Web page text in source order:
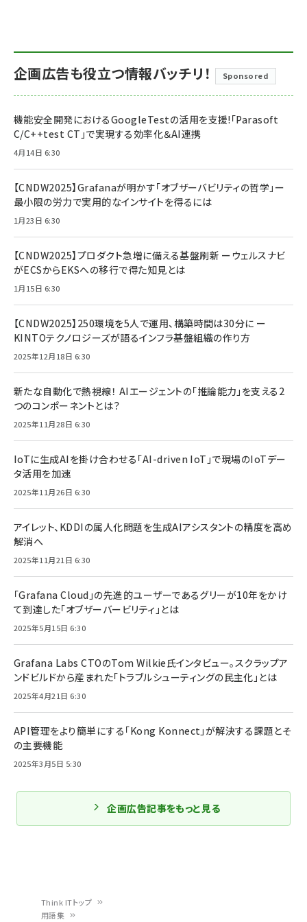
Think ITトップ
用語集
企画広告も役立つ情報バッチリ！ Sponsored
機能安全開発におけるGoogleTestの活用を支援!「Parasoft
C/C++test CT」で実現する効率化＆AI連携
4月14日 6:30
【CNDW2025】Grafanaが明かす「オブザーバビリティの哲学」ー
最小限の労力で実用的なインサイトを得るには
1月23日 6:30
【CNDW2025】プロダクト急増に備える基盤刷新 ーウェルスナビ
がECSからEKSへの移行で得た知見とは
1月15日 6:30
【CNDW2025】250環境を5人で運用、構築時間は30分に ー
KINTOテクノロジーズが語るインフラ基盤組織の作り方
2025年12月18日 6:30
新たな自動化で熱視線！ AIエージェントの「推論能力」を支える2
つのコンポーネントとは？
2025年11月28日 6:30
IoTに生成AIを掛け合わせる「AI-driven IoT」で現場のIoTデー
タ活用を加速
2025年11月26日 6:30
アイレット、KDDIの属人化問題を生成AIアシスタントの精度を高め
解消へ
2025年11月21日 6:30
「Grafana Cloud」の先進的ユーザーであるグリーが10年をかけ
て到達した「オブザーバービリティ」とは
2025年5月15日 6:30
Grafana Labs CTOのTom Wilkie氏インタビュー。スクラップア
ンドビルドから産まれた「トラブルシューティングの民主化」とは
2025年4月21日 6:30
API管理をより簡単にする「Kong Konnect」が解決する課題とそ
の主要機能
2025年3月5日 5:30
企画広告記事をもっと見る